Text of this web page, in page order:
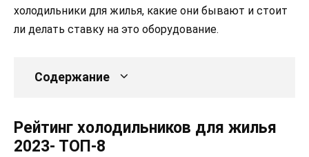
холодильники для жилья, какие они бывают и стоит
ли делать ставку на это оборудование.
Содержание
Рейтинг холодильников для жилья
2023- ТОП-8